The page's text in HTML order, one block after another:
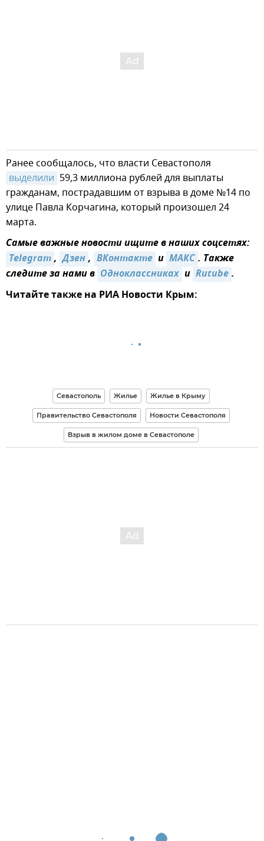
Ранее сообщалось, что власти Севастополя
выделили 59,3 миллиона рублей для выплаты
гражданам, пострадавшим от взрыва в доме №14 по
улице Павла Корчагина, который произошел 24
марта.
Самые важные новости ищите в наших соцсетях:
Telegram, Дзен, ВКонтакте и MAКС. Также
следите за нами в Одноклассниках и Rutube.
Читайте также на РИА Новости Крым:
Севастополь Жилье Жилье в Крыму
Правительство Севастополя Новости Севастополя
Взрыв в жилом доме в Севастополе